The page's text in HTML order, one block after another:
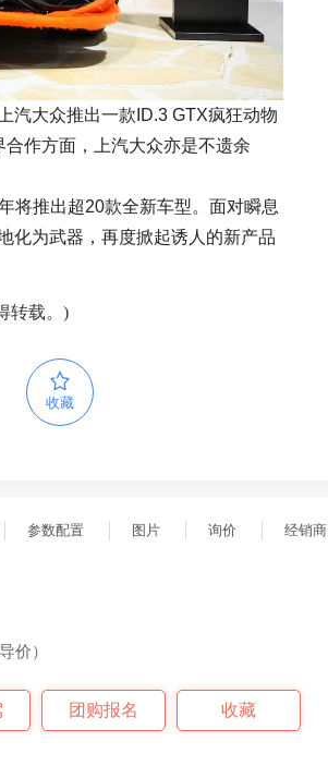
汽大众推出一款ID.3 GTX疯狂动物
作方面，上汽大众亦是不遗余
将推出超20款全新车型。面对瞬息
化为武器，再度掀起诱人的新产品
转载。)
收藏
参数配置 图片 询价 经销商
价）
团购报名 收藏